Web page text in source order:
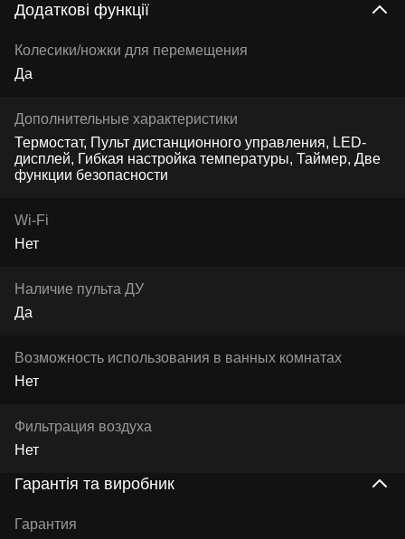
Додаткові функції
Колесики/ножки для перемещения
Да
Дополнительные характеристики
Термостат, Пульт дистанционного управления, LED-
дисплей, Гибкая настройка температуры, Таймер, Две
функции безопасности
Wi-Fi
Нет
Наличие пульта ДУ
Да
Возможность использования в ванных комнатах
Нет
Фильтрация воздуха
Нет
Гарантія та виробник
Гарантия